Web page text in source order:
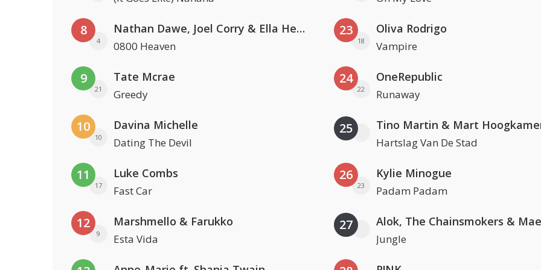
8
4
Nathan Dawe, Joel Corry & Ella Henderson
0800 Heaven
9
21
Tate Mcrae
Greedy
10
10
Davina Michelle
Dating The Devil
11
17
Luke Combs
Fast Car
12
9
Marshmello & Farukko
Esta Vida
23
18
Oliva Rodrigo
Vampire
24
22
OneRepublic
Runaway
25 Tino Martin & Mart
Hartslag Van De Stad
26
23
Kylie Minogue
Padam Padam
27
Jungle